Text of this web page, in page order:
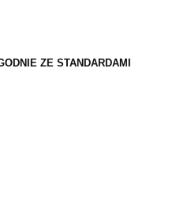
ZE STANDARDAMI